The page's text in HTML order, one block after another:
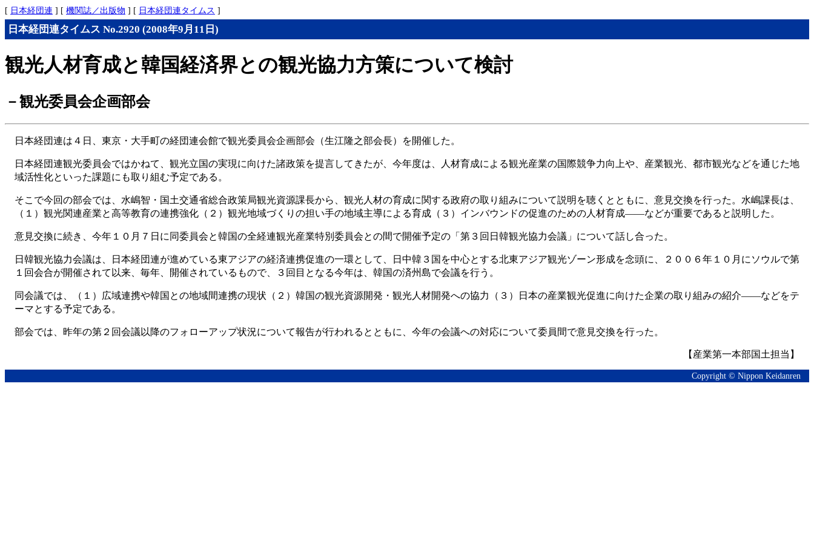
[ 日本経団連 ] [ 機関誌／出版物 ] [ 日本経団連タイムス ]
日本経団連タイムス No.2920 (2008年9月11日)
観光人材育成と韓国経済界との観光協力方策について検討
－観光委員会企画部会
日本経団連は４日、東京・大手町の経団連会館で観光委員会企画部会（生江隆之部会長）を開催した。
日本経団連観光委員会ではかねて、観光立国の実現に向けた諸政策を提言してきたが、今年度は、人材育成による観光産業の国際競争力向上や、産業観光、都市観光などを通じた地
域活性化といった課題にも取り組む予定である。
そこで今回の部会では、水嶋智・国土交通省総合政策局観光資源課長から、観光人材の育成に関する政府の取り組みについて説明を聴くとともに、意見交換を行った。水嶋課長は、
（１）観光関連産業と高等教育の連携強化（２）観光地域づくりの担い手の地域主導による育成（３）インバウンドの促進のための人材育成――などが重要であると説明した。
意見交換に続き、今年１０月７日に同委員会と韓国の全経連観光産業特別委員会との間で開催予定の「第３回日韓観光協力会議」について話し合った。
日韓観光協力会議は、日本経団連が進めている東アジアの経済連携促進の一環として、日中韓３国を中心とする北東アジア観光ゾーン形成を念頭に、２００６年１０月にソウルで第
１回会合が開催されて以来、毎年、開催されているもので、３回目となる今年は、韓国の済州島で会議を行う。
同会議では、（１）広域連携や韓国との地域間連携の現状（２）韓国の観光資源開発・観光人材開発への協力（３）日本の産業観光促進に向けた企業の取り組みの紹介――などをテ
ーマとする予定である。
部会では、昨年の第２回会議以降のフォローアップ状況について報告が行われるとともに、今年の会議への対応について委員間で意見交換を行った。
【産業第一本部国土担当】
Copyright © Nippon Keidanren